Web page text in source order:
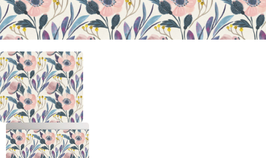
О нас
Контакты
+38 (097) 151 87 57
Избранное